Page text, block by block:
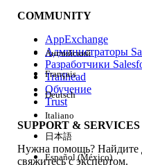
Возможности
COMMUNITY
AppExchange
Администраторы
Разработчики
Trailhead
Обучение
Trust
SUPPORT & SERVICES
Нужна помощь? Найдите
свяжитесь с экспертом.
Английский
Français
Deutsch
Italiano
日本語
Español (México)